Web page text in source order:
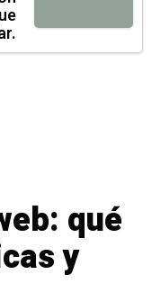
qué
y